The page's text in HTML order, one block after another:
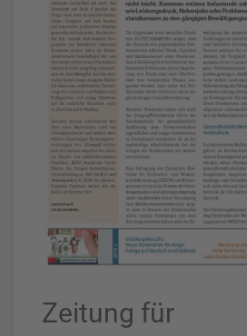
Zeitung für